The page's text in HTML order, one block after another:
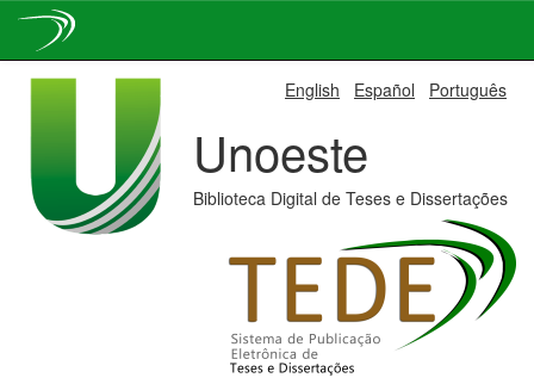
English Español Português
Unoeste
Biblioteca Digital de Teses e Dissertações